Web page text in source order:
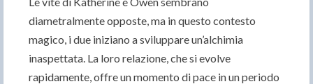
diametralmente opposte, ma in questo contesto
magico, i due iniziano a sviluppare un’alchimia
inaspettata. La loro relazione, che si evolve
rapidamente, offre un momento di pace in un periodo